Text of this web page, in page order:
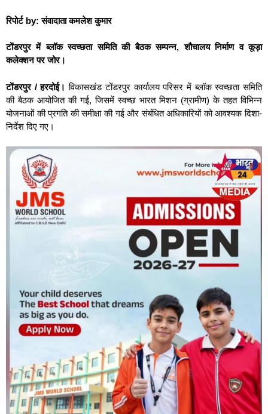
रिपोर्ट by: संवादाता कमलेश कुमार
टोंडरपुर में ब्लॉक स्वच्छता समिति की बैठक सम्पन्न, शौचालय निर्माण व कूड़ा
कलेक्शन पर जोर।
टोंडरपुर / हरदोई। विकासखंड टोंडरपुर कार्यालय परिसर में ब्लॉक स्वच्छता समिति
की बैठक आयोजित की गई, जिसमें स्वच्छ भारत मिशन (ग्रामीण) के तहत विभिन्न
योजनाओं की प्रगति की समीक्षा की गई और संबंधित अधिकारियों को आवश्यक दिशा-
निर्देश दिए गए।